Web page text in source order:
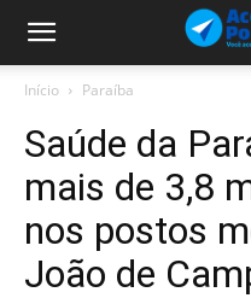
Início Paraíba
Saúde da
mais de 3,8
nos postos
João de